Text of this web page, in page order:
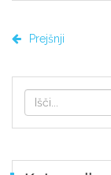
Prejšnji